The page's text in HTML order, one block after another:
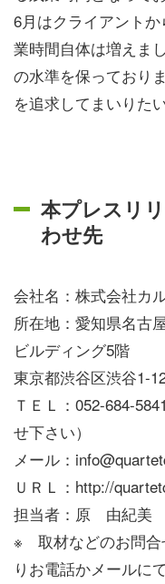
6月はクライアント
業時間自体は増えま
の水準を保っており
を追求してまいりた
本プレスリ
わせ先
会社名：株式会社カ
所在地：愛知県名古
ビルディング5階
東京都渋谷区渋谷1-
ＴＥＬ：052-684-
せ下さい）
メール：
ＵＲＬ：http://
担当者：原 由紀美
※ 取材などのお問合
りお電話かメールに